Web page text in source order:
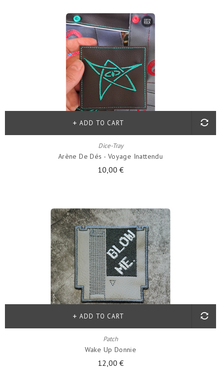
Dice-Tray
Arène De Dés - Voyage Inattendu
10,00 €
ADD TO CART
Patch
Wake Up Donnie
12,00 €
ADD TO CART